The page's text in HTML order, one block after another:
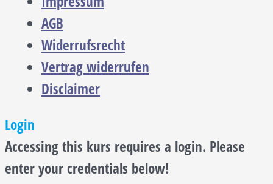
AGB
Widerrufsrecht
Vertrag widerrufen
Disclaimer
Login
Accessing this kurs requires a login. Please
enter your credentials below!